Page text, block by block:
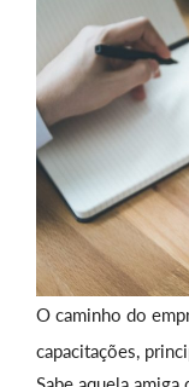
O caminho do
capacitações,